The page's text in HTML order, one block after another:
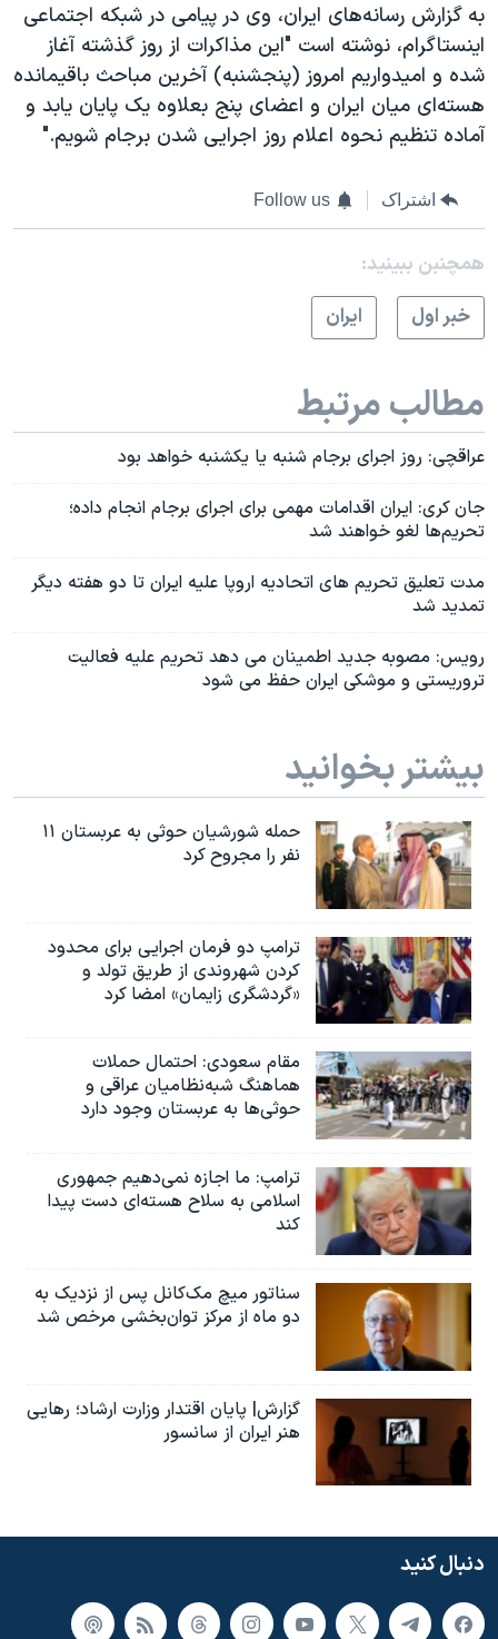
به گزارش رسانه‌های ایران، وی در پیامی در شبکه اجتماعی
اینستاگرام، نوشته است "اين مذاکرات از روز گذشته آغاز
شده و اميدواريم امروز (پنجشنبه) آخرين مباحث باقيمانده
هسته‌ای ميان ايران و اعضای پنج بعلاوه يک پايان يابد و
آماده تنظيم نحوه اعلام روز اجرايی شدن برجام شويم."
اشتراک Follow us
همچنبن ببینید:
خبر اول
ايران
مطالب مرتبط
عراقچی: روز اجرای برجام شنبه یا یکشنبه خواهد بود
جان کری: ایران اقدامات مهمی برای اجرای برجام انجام داده؛
تحریم‌ها لغو خواهند شد
مدت تعلیق تحریم های اتحادیه اروپا علیه ایران تا دو هفته دیگر
تمدید شد
رویس: مصوبه جدید اطمینان می دهد تحریم علیه فعالیت
تروریستی و موشکی ایران حفظ می شود
بیشتر بخوانید
حمله شورشیان حوثی به عربستان ۱۱
نفر را مجروح کرد
ترامپ دو فرمان اجرایی برای محدود
کردن شهروندی از طریق تولد و
«گردشگری زایمان» امضا کرد
مقام سعودی: احتمال حملات
هماهنگ شبه‌نظامیان عراقی و
حوثی‌ها به عربستان وجود دارد
ترامپ: ما اجازه نمی‌دهیم جمهوری
اسلامی به سلاح هسته‌ای دست پیدا
کند
سناتور میچ مک‌کانل پس از نزدیک به
دو ماه از مرکز توان‌بخشی مرخص شد
گزارش| پایان اقتدار وزارت ارشاد؛ رهایی
هنر ایران از سانسور
دنبال کنید